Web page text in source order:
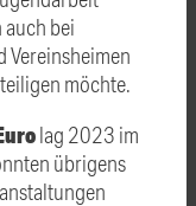
bei
Vereinsheimen
möchte.
lag 2023 im
übrigens